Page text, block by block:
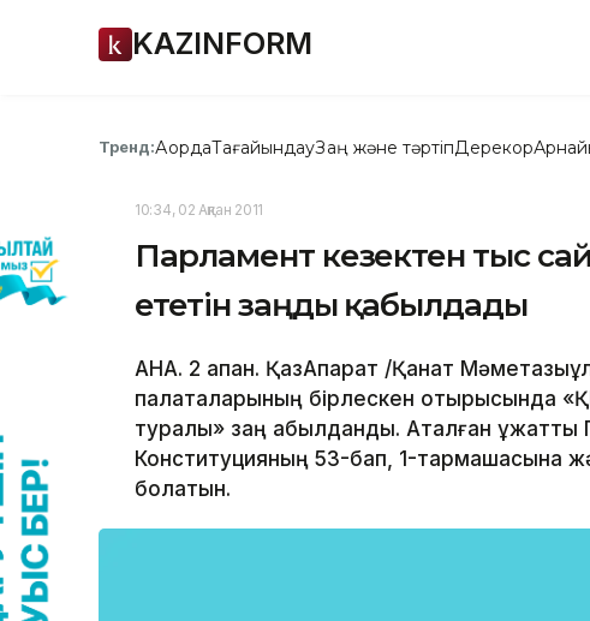
KAZINFORM
Тренд:АқордаТағайындауЗаң және тәртіпДерекқор
10:34, 02 Ақпан 2011
Парламент кезектен тыс
ететін заңды қабылдады
АНА. 2 ақпан. ҚазАқпарат /Қанат
палаталарының бірлескен отырысында
туралы» заң қабылданды. Аталған
Конституцияның 53-бап, 1-тармақшасына
болатын.